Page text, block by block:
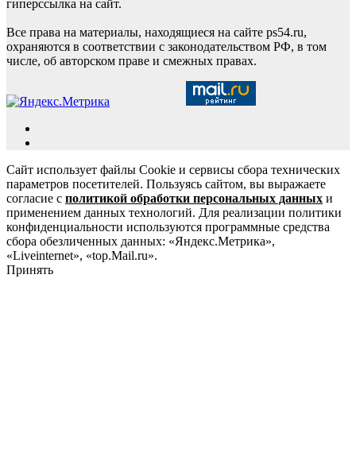
гиперссылка на сайт.
Все права на материалы, находящиеся на сайте ps54.ru,
охраняются в соответствии с законодательством РФ, в том
числе, об авторском праве и смежных правах.
Сайт использует файлы Cookie и сервисы сбора технических
параметров посетителей. Пользуясь сайтом, вы выражаете
согласие с политикой обработки персональных данных и
применением данных технологий. Для реализации политики
конфиденциальности используются программные средства
сбора обезличенных данных: «Яндекс.Метрика»,
«Liveinternet», «top.Mail.ru».
Принять